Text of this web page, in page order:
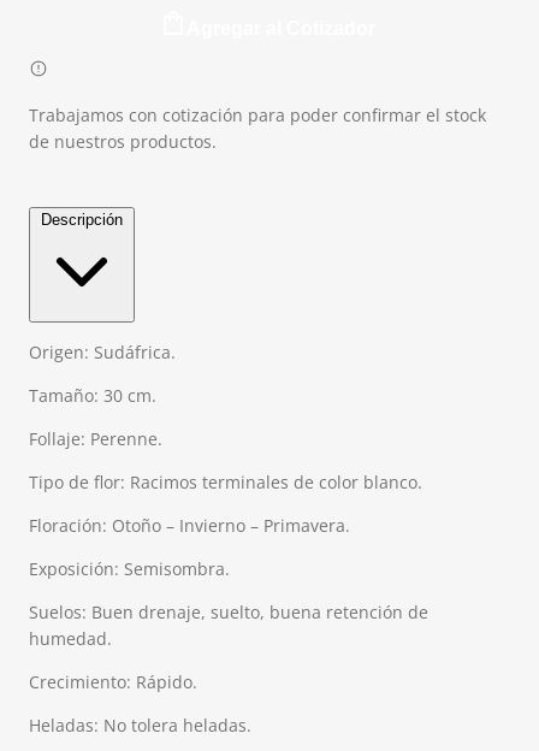
Trabajamos con cotización para poder confirmar el stock
de nuestros productos.
Descripción
Origen: Sudáfrica.
Tamaño: 30 cm.
Follaje: Perenne.
Tipo de flor: Racimos terminales de color blanco.
Floración: Otoño – Invierno – Primavera.
Exposición: Semisombra.
Suelos: Buen drenaje, suelto, buena retención de
humedad.
Crecimiento: Rápido.
Heladas: No tolera heladas.